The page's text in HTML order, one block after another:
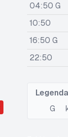
04:50 G
10:50
16:50 G
22:50
Legenda
G